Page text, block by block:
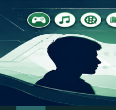
to
content